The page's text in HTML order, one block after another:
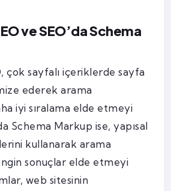
ve SEO’da Schema
çok sayfalı içeriklerde sayfa
ederek arama
iyi sıralama elde etmeyi
Schema Markup ise, yapısal
kullanarak arama
sonuçlar elde etmeyi
web sitesinin